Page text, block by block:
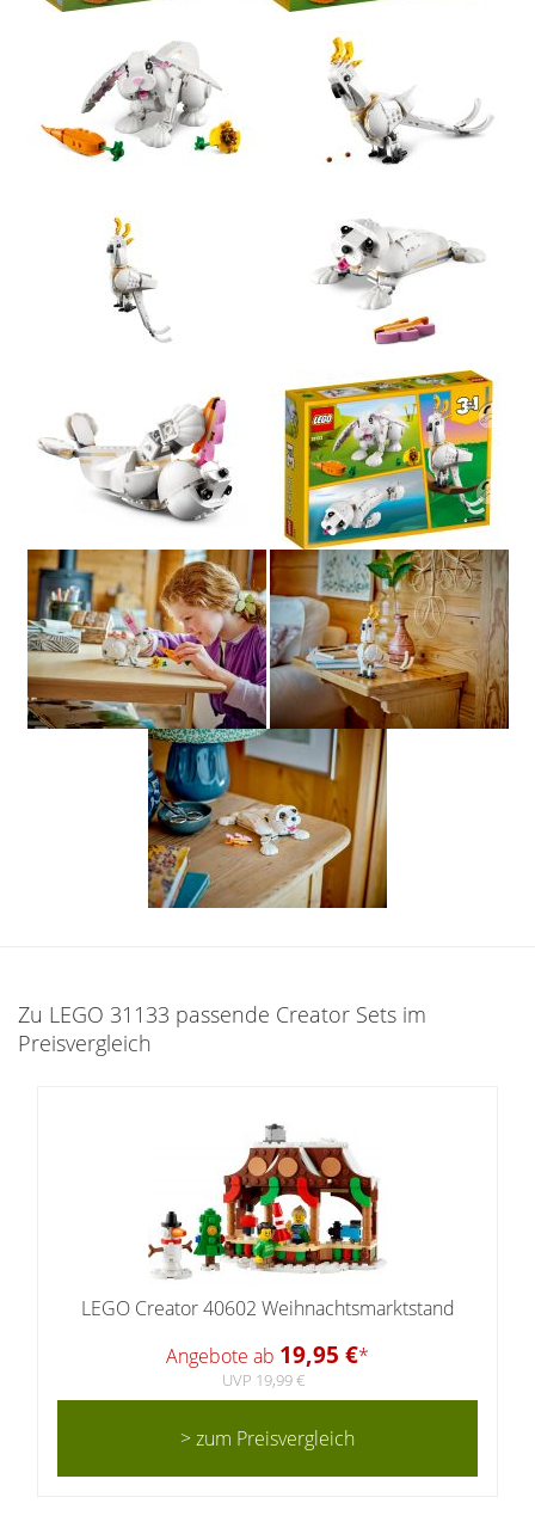
Zu LEGO 31133 passende Creator Sets im
Preisvergleich
LEGO Creator 40602 Weihnachtsmarktstand
Angebote ab 19,95 €*
UVP 19,99 €
> zum Preisvergleich